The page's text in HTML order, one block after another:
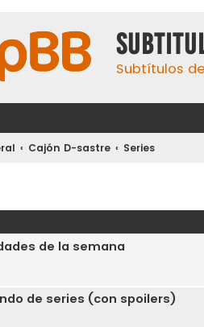
Subtítulos
Cajón D-sastre Series
de la semana
de series (con spoilers)